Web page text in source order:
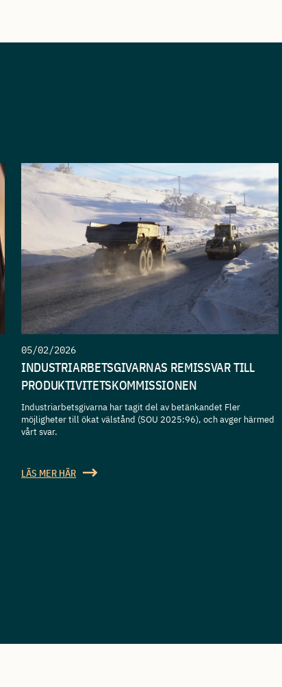
05/02/2026
INDUSTRIARBETSGIVARNAS REMISSVAR TILL
PRODUKTIVITETSKOMMISSIONEN
Industriarbetsgivarna har tagit del av betänkandet Fler
möjligheter till ökat välstånd (SOU 2025:96), och avger härmed
vårt svar.
LÄS MER HÄR